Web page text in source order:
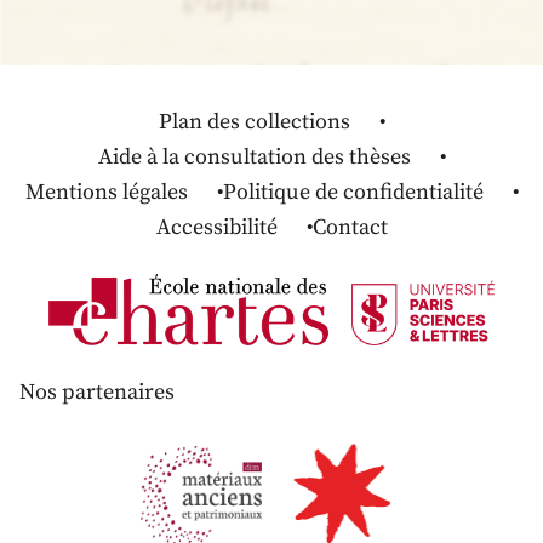
Plan des collections
Aide à la consultation des thèses
Mentions légales
Politique de confidentialité
Accessibilité
Contact
Nos partenaires